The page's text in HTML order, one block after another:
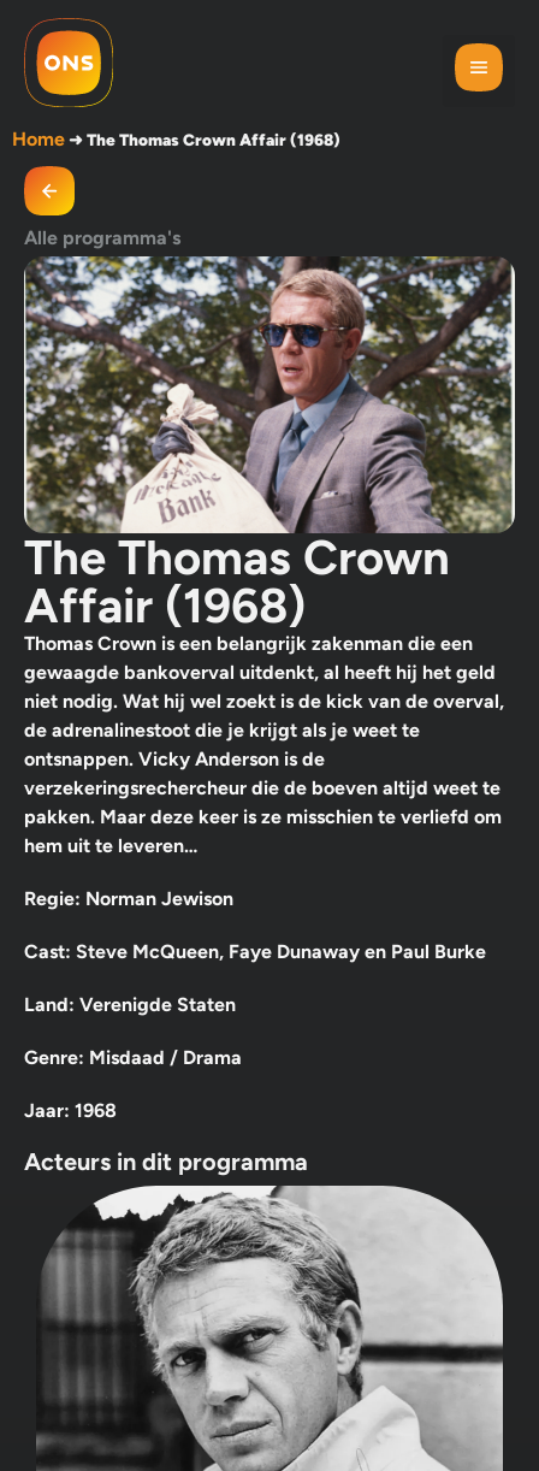
Home➜The Thomas Crown Affair (1968)
Alle programma's
The Thomas Crown
Affair (1968)
Thomas Crown is een belangrijk zakenman die een
gewaagde bankoverval uitdenkt, al heeft hij het geld
niet nodig. Wat hij wel zoekt is de kick van de overval,
de adrenalinestoot die je krijgt als je weet te
ontsnappen. Vicky Anderson is de
verzekeringsrechercheur die de boeven altijd weet te
pakken. Maar deze keer is ze misschien te verliefd om
hem uit te leveren…
Regie: Norman Jewison
Cast: Steve McQueen, Faye Dunaway en Paul Burke
Land: Verenigde Staten
Genre: Misdaad / Drama
Jaar: 1968
Acteurs in dit programma